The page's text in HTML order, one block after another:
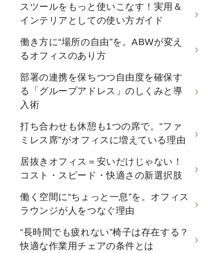
スツールをもっと使いこなす！実用＆
インテリアとしての使い方ガイド
働き方に“場所の自由”を。ABWが変え
るオフィスのあり方
部署の連携を保ちつつ自由度を確保す
る「グループアドレス」のしくみと導
入術
打ち合わせも休憩も1つの席で。“ファ
ミレス席”がオフィスに増えている理由
居抜きオフィス＝安いだけじゃない！
コスト・スピード・快適さの新選択肢
働く空間に“ちょっと一息”を。オフィス
ラウンジが人をつなぐ理由
“長時間でも疲れない”椅子は存在する？
快適な作業用チェアの条件とは